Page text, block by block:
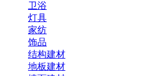
卫浴
灯具
家纺
饰品
结构建材
地板建材